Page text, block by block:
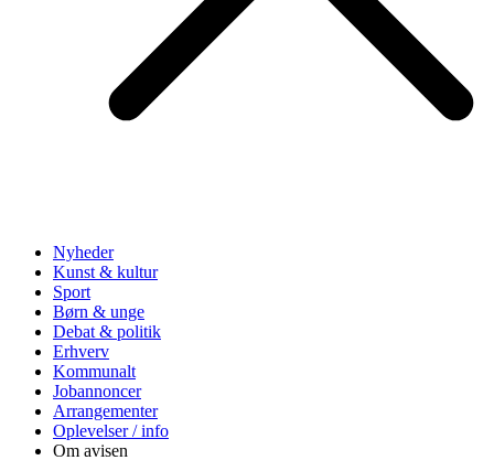
Nyheder
Kunst & kultur
Sport
Børn & unge
Debat & politik
Erhverv
Kommunalt
Jobannoncer
Arrangementer
Oplevelser / info
Om avisen